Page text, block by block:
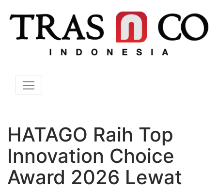
HATAGO Raih Top
Innovation Choice
Award 2026 Lewat